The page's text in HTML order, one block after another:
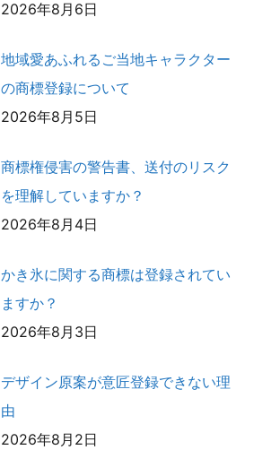
2026年8月6日
地域愛あふれるご当地キャラクター
の商標登録について
2026年8月5日
商標権侵害の警告書、送付のリスク
を理解していますか？
2026年8月4日
かき氷に関する商標は登録されてい
ますか？
2026年8月3日
デザイン原案が意匠登録できない理
由
2026年8月2日